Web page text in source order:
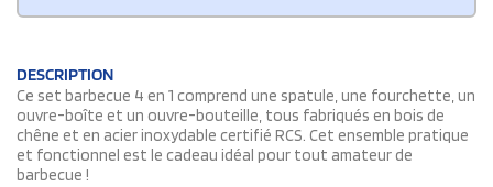
DESCRIPTION
Ce set barbecue 4 en 1 comprend une spatule, une fourchette, un
ouvre-boîte et un ouvre-bouteille, tous fabriqués en bois de
chêne et en acier inoxydable certifié RCS. Cet ensemble pratique
et fonctionnel est le cadeau idéal pour tout amateur de
barbecue !